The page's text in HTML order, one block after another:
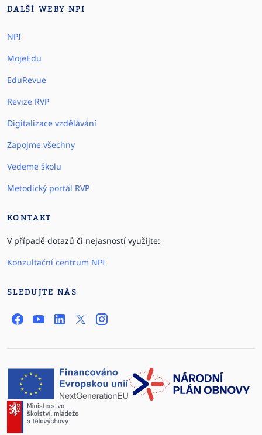
DALŠÍ WEBY NPI
NPI
MojeEdu
EduRevue
Revize RVP
Digitalizace vzdělávání
Zapojme všechny
Vedeme školu
Metodický portál RVP
KONTAKT
V případě dotazů či nejasností využijte:
Konzultační centrum NPI
SLEDUJTE NÁS